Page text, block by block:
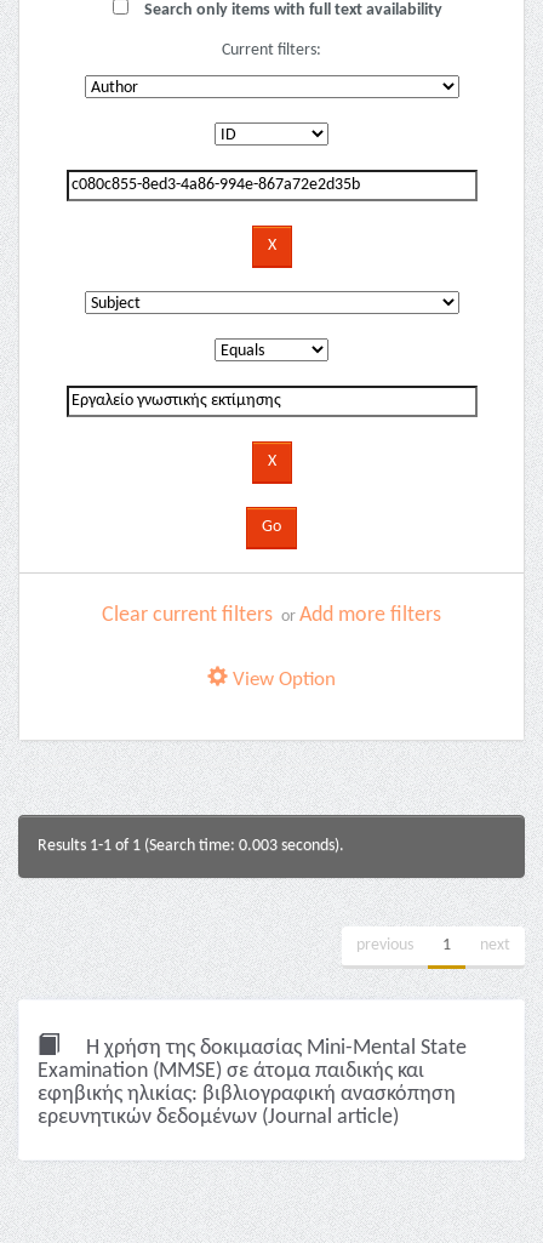
Search only items with full text availability
Current filters:
Clear current filters or Add more filters
View Option
Results 1-1 of 1 (Search time: 0.003 seconds).
previous 1 next
Η χρήση της δοκιμασίας Mini-Mental State
Examination (MMSE) σε άτομα παιδικής και
εφηβικής ηλικίας: βιβλιογραφική ανασκόπηση
ερευνητικών δεδομένων (Journal article)